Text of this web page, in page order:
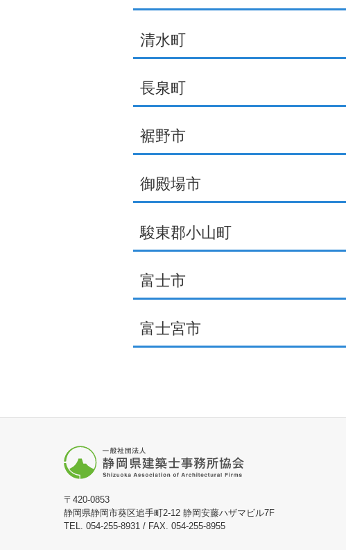
清水町
長泉町
裾野市
御殿場市
駿東郡小山町
富士市
富士宮市
〒420-0853
静岡県静岡市葵区追手町2-12 静岡安藤ハザマビル7F
TEL. 054-255-8931 / FAX. 054-255-8955